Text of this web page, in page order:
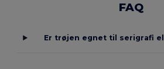
FAQ
Er trøjen egnet til serigrafi